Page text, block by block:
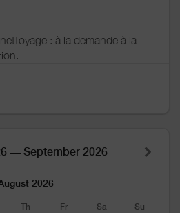
: à la demande à la
— September 2026
2026
Th Fr Sa Su